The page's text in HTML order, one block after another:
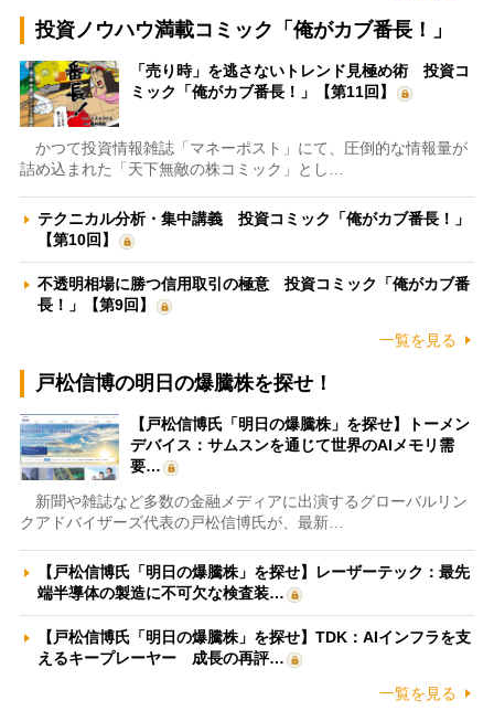
投資ノウハウ満載コミック「俺がカブ番長！」
「売り時」を逃さないトレンド見極め術 投資コ
ミック「俺がカブ番長！」【第11回】
かつて投資情報雑誌「マネーポスト」にて、圧倒的な情報量が
詰め込まれた「天下無敵の株コミック」とし…
テクニカル分析・集中講義 投資コミック「俺がカブ番長！」
【第10回】
不透明相場に勝つ信用取引の極意 投資コミック「俺がカブ番
長！」【第9回】
一覧を見る
戸松信博の明日の爆騰株を探せ！
【戸松信博氏「明日の爆騰株」を探せ】トーメン
デバイス：サムスンを通じて世界のAIメモリ需
要…
新聞や雑誌など多数の金融メディアに出演するグローバルリン
クアドバイザーズ代表の戸松信博氏が、最新…
【戸松信博氏「明日の爆騰株」を探せ】レーザーテック：最先
端半導体の製造に不可欠な検査装…
【戸松信博氏「明日の爆騰株」を探せ】TDK：AIインフラを支
えるキープレーヤー 成長の再評…
一覧を見る